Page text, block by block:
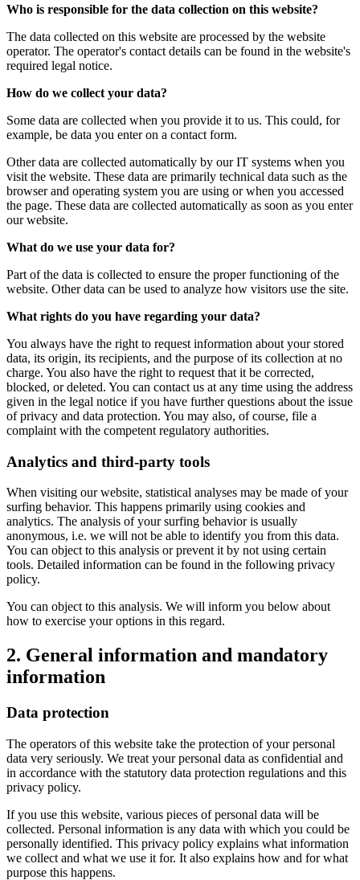
Who is responsible for the data collection on this website?
The data collected on this website are processed by the website
operator. The operator's contact details can be found in the website's
required legal notice.
How do we collect your data?
Some data are collected when you provide it to us. This could, for
example, be data you enter on a contact form.
Other data are collected automatically by our IT systems when you
visit the website. These data are primarily technical data such as the
browser and operating system you are using or when you accessed
the page. These data are collected automatically as soon as you enter
our website.
What do we use your data for?
Part of the data is collected to ensure the proper functioning of the
website. Other data can be used to analyze how visitors use the site.
What rights do you have regarding your data?
You always have the right to request information about your stored
data, its origin, its recipients, and the purpose of its collection at no
charge. You also have the right to request that it be corrected,
blocked, or deleted. You can contact us at any time using the address
given in the legal notice if you have further questions about the issue
of privacy and data protection. You may also, of course, file a
complaint with the competent regulatory authorities.
Analytics and third-party tools
When visiting our website, statistical analyses may be made of your
surfing behavior. This happens primarily using cookies and
analytics. The analysis of your surfing behavior is usually
anonymous, i.e. we will not be able to identify you from this data.
You can object to this analysis or prevent it by not using certain
tools. Detailed information can be found in the following privacy
policy.
You can object to this analysis. We will inform you below about
how to exercise your options in this regard.
2. General information and mandatory
information
Data protection
The operators of this website take the protection of your personal
data very seriously. We treat your personal data as confidential and
in accordance with the statutory data protection regulations and this
privacy policy.
If you use this website, various pieces of personal data will be
collected. Personal information is any data with which you could be
personally identified. This privacy policy explains what information
we collect and what we use it for. It also explains how and for what
purpose this happens.